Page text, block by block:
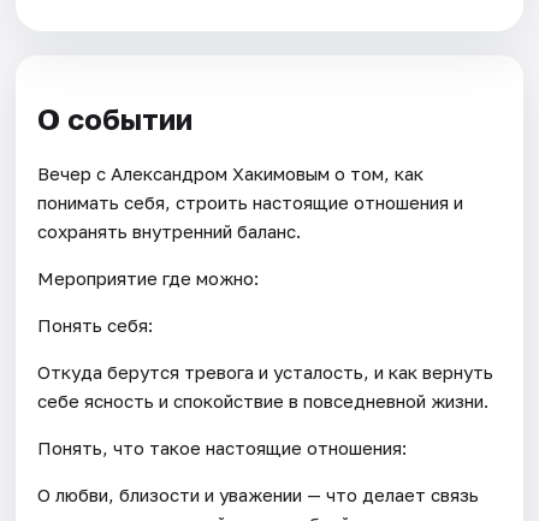
О событии
Вечер с Александром Хакимовым о том, как
понимать себя, строить настоящие отношения и
сохранять внутренний баланс.
Мероприятие где можно:
Понять себя:
Откуда берутся тревога и усталость, и как вернуть
себе ясность и спокойствие в повседневной жизни.
Понять, что такое настоящие отношения:
О любви, близости и уважении — что делает связь